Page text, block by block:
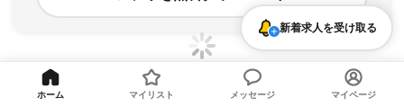
新着求人を受け取る
ホーム マイリスト メッセージ マイページ